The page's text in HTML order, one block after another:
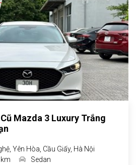
Mazda 3 Luxury Trắng
Yên Hòa, Cầu Giấy, Hà Nội
Sedan